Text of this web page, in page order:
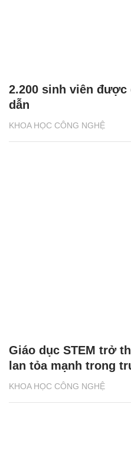
KHOA HỌC CÔNG NGHỆ
2.200 sinh viên được
dẫn
KHOA HỌC CÔNG NGHỆ
Giáo dục STEM trở
lan tỏa mạnh trong